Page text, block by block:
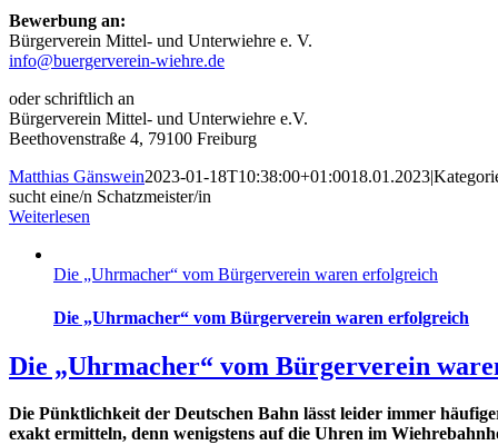
Bewerbung an:
Bürgerverein Mittel- und Unterwiehre e. V.
info@buergerverein-wiehre.de
oder schriftlich an
Bürgerverein Mittel- und Unterwiehre e.V.
Beethovenstraße 4, 79100 Freiburg
Matthias Gänswein2023-01-18T10:38:00+01:0018.01.2023|
sucht eine/n Schatzmeister/in
Weiterlesen
Die „Uhrmacher“ vom Bürgerverein waren erfolgreich
Die „Uhrmacher“ vom Bürgerverein waren erfolgreich
Die „Uhrmacher“ vom Bürgerverein
Die Pünktlichkeit der Deutschen Bahn lässt leider immer
exakt ermitteln, denn wenigstens auf die Uhren im